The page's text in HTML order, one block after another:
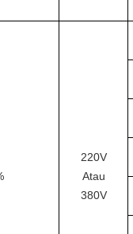
220V
Atau
380V